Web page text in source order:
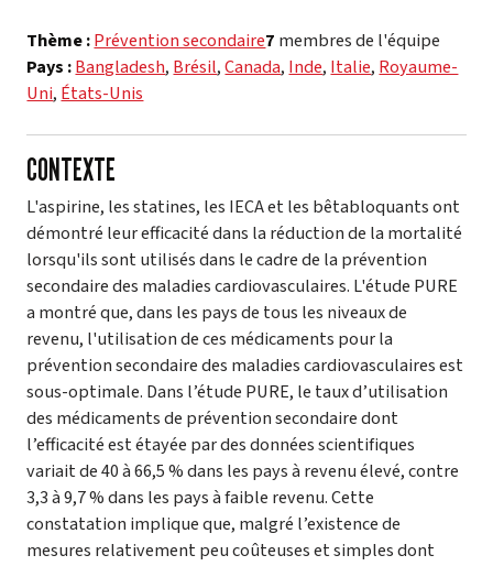
Thème :Prévention secondaire7 membres de l'équipe
Pays :Bangladesh, Brésil,Canada, Inde, Italie, Royaume-
Uni, États-Unis
CONTEXTE
L'aspirine, les statines, les IECA et les bêtabloquants ont
démontré leur efficacité dans la réduction de la mortalité
lorsqu'ils sont utilisés dans le cadre de la prévention
secondaire des maladies cardiovasculaires. L'étude PURE
a montré que, dans les pays de tous les niveaux de
revenu, l'utilisation de ces médicaments pour la
prévention secondaire des maladies cardiovasculaires est
sous-optimale. Dans l’étude PURE, le taux d’utilisation
des médicaments de prévention secondaire dont
l’efficacité est étayée par des données scientifiques
variait de 40 à 66,5 % dans les pays à revenu élevé, contre
3,3 à 9,7 % dans les pays à faible revenu. Cette
constatation implique que, malgré l’existence de
mesures relativement peu coûteuses et simples dont